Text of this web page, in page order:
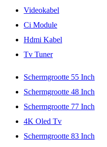
Videokabel
Ci Module
Hdmi Kabel
Tv Tuner
Schermgrootte 55 Inch
Schermgrootte 48 Inch
Schermgrootte 77 Inch
4K Oled Tv
Schermgrootte 83 Inch